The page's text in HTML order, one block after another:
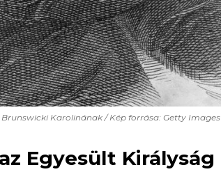
Karolinának / Kép forrása: Getty Images
Egyesült Királyság